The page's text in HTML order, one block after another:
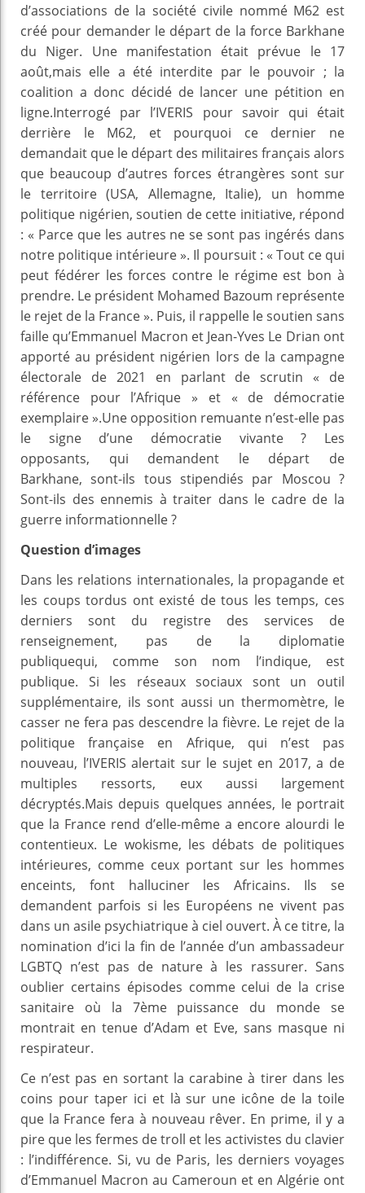
d’associations de la société civile nommé M62 est
créé pour demander le départ de la force Barkhane
du Niger. Une manifestation était prévue le 17
août,mais elle a été interdite par le pouvoir ; la
coalition a donc décidé de lancer une pétition en
ligne.Interrogé par l’IVERIS pour savoir qui était
derrière le M62, et pourquoi ce dernier ne
demandait que le départ des militaires français alors
que beaucoup d’autres forces étrangères sont sur
le territoire (USA, Allemagne, Italie), un homme
politique nigérien, soutien de cette initiative, répond
: « Parce que les autres ne se sont pas ingérés dans
notre politique intérieure ». Il poursuit : « Tout ce qui
peut fédérer les forces contre le régime est bon à
prendre. Le président Mohamed Bazoum représente
le rejet de la France ». Puis, il rappelle le soutien sans
faille qu’Emmanuel Macron et Jean-Yves Le Drian ont
apporté au président nigérien lors de la campagne
électorale de 2021 en parlant de scrutin « de
référence pour l’Afrique » et « de démocratie
exemplaire ».Une opposition remuante n’est-elle pas
le signe d’une démocratie vivante ? Les
opposants, qui demandent le départ de
Barkhane, sont-ils tous stipendiés par Moscou ?
Sont-ils des ennemis à traiter dans le cadre de la
guerre informationnelle ?
Question d’images
Dans les relations internationales, la propagande et
les coups tordus ont existé de tous les temps, ces
derniers sont du registre des services de
renseignement, pas de la diplomatie
publiquequi, comme son nom l’indique, est
publique. Si les réseaux sociaux sont un outil
supplémentaire, ils sont aussi un thermomètre, le
casser ne fera pas descendre la fièvre. Le rejet de la
politique française en Afrique, qui n’est pas
nouveau, l’IVERIS alertait sur le sujet en 2017, a de
multiples ressorts, eux aussi largement
décryptés.Mais depuis quelques années, le portrait
que la France rend d’elle-même a encore alourdi le
contentieux. Le wokisme, les débats de politiques
intérieures, comme ceux portant sur les hommes
enceints, font halluciner les Africains. Ils se
demandent parfois si les Européens ne vivent pas
dans un asile psychiatrique à ciel ouvert. À ce titre, la
nomination d’ici la fin de l’année d’un ambassadeur
LGBTQ n’est pas de nature à les rassurer. Sans
oublier certains épisodes comme celui de la crise
sanitaire où la 7ème puissance du monde se
montrait en tenue d’Adam et Eve, sans masque ni
respirateur.
Ce n’est pas en sortant la carabine à tirer dans les
coins pour taper ici et là sur une icône de la toile
que la France fera à nouveau rêver. En prime, il y a
pire que les fermes de troll et les activistes du clavier
: l’indifférence. Si, vu de Paris, les derniers voyages
d’Emmanuel Macron au Cameroun et en Algérie ont